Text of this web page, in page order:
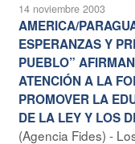
14 noviembre 2003
AMERICA/
ESPERANZAS Y
PUEBLO”
ATENCIÓN A LA
PROMOVER LA
DE LA LEY Y LOS
(Agencia Fides) -